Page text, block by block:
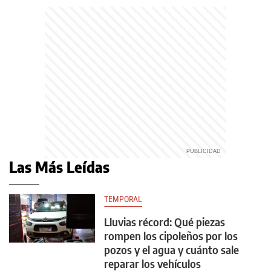
Las Más Leídas
TEMPORAL
Lluvias récord: Qué piezas
rompen los cipoleños por los
pozos y el agua y cuánto sale
reparar los vehículos